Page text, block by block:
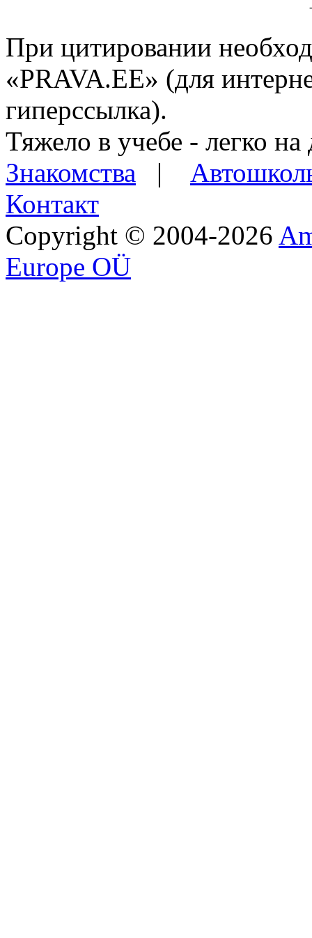
При цитировании
«PRAVA.EE» (для
гиперссылка).
Тяжело в учебе - легко на
Знакомства |
Контакт
Copyright © 2004-2026
Europe OÜ